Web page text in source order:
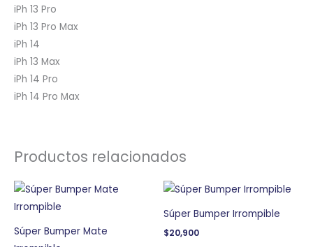
iPh 13 Pro
iPh 13 Pro Max
iPh 14
iPh 13 Max
iPh 14 Pro
iPh 14 Pro Max
Productos relacionados
Súper Bumper Mate
Súper Bumper Irrompible
$20,900